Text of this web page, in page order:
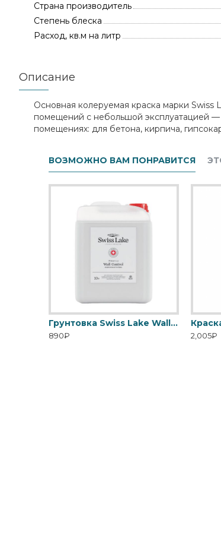
Страна производитель
Степень блеска
Расход, кв.м на литр
Описание
Основная колеруемая краска марки Swiss
помещений с небольшой эксплуатацией —
помещениях: для бетона, кирпича,
ВОЗМОЖНО ВАМ ПОНРАВИТСЯ
Грунтовка Swiss Lake Wall Control универсальная для стен
890₽ 2,005₽